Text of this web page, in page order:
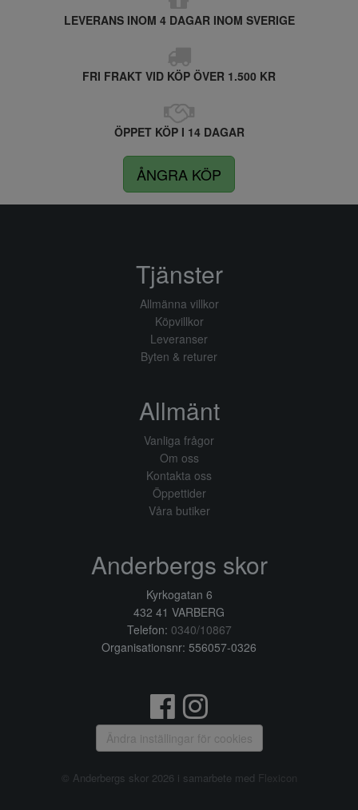
LEVERANS INOM 4 DAGAR INOM SVERIGE
FRI FRAKT VID KÖP ÖVER 1.500 KR
ÖPPET KÖP I 14 DAGAR
ÅNGRA KÖP
Tjänster
Allmänna villkor
Köpvillkor
Leveranser
Byten & returer
Allmänt
Vanliga frågor
Om oss
Kontakta oss
Öppettider
Våra butiker
Anderbergs skor
Kyrkogatan 6
432 41 VARBERG
Telefon: 0340/10867
Organisationsnr: 556057-0326
Ändra inställingar för cookies
© Anderbergs skor 2026 i samarbete med Flexicon